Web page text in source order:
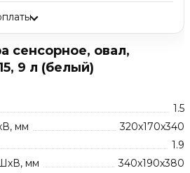
сенсорное, овал,
9 л (белый)
1.5
мм
320x170x340
1.9
мм
340х190х380